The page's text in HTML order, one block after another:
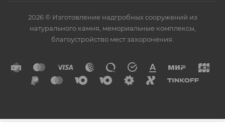
2026 © Изготовление надгробных сооружений из
натурального камня, мемориальные комплексы,
благоустройство мест захоронения.